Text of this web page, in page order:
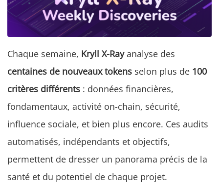
Chaque semaine, Kryll X-Rayanalyse des
centaines de nouveaux tokens selon plus de 100
critères différents : données financières,
fondamentaux, activité on-chain, sécurité,
influence sociale, et bien plus encore. Ces audits
automatisés, indépendants et objectifs,
permettent de dresser un panorama précis de la
santé et du potentiel de chaque projet.